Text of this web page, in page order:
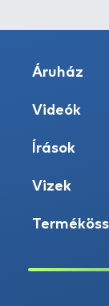
Áruház
Videók
Írások
Vizek